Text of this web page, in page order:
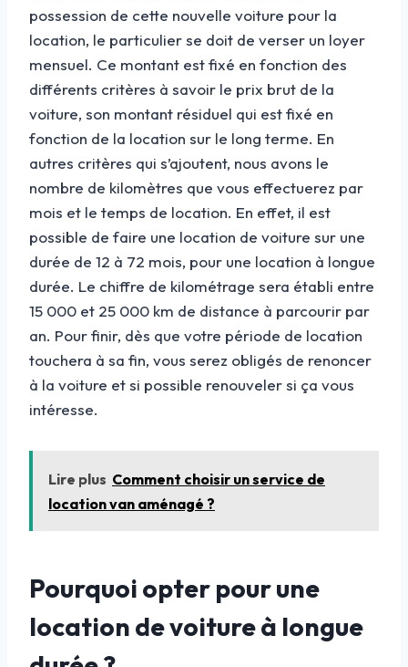
possession de cette nouvelle voiture pour la
location, le particulier se doit de verser un loyer
mensuel. Ce montant est fixé en fonction des
différents critères à savoir le prix brut de la
voiture, son montant résiduel qui est fixé en
fonction de la location sur le long terme. En
autres critères qui s’ajoutent, nous avons le
nombre de kilomètres que vous effectuerez par
mois et le temps de location. En effet, il est
possible de faire une location de voiture sur une
durée de 12 à 72 mois, pour une location à longue
durée. Le chiffre de kilométrage sera établi entre
15 000 et 25 000 km de distance à parcourir par
an. Pour finir, dès que votre période de location
touchera à sa fin, vous serez obligés de renoncer
à la voiture et si possible renouveler si ça vous
intéresse.
Lire plus Comment choisir un service de
location van aménagé ?
Pourquoi opter pour une
location de voiture à longue